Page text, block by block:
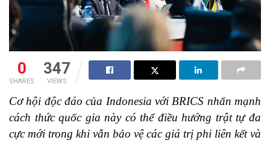
0
SHARES
347
VIEWS
Cơ hội độc đáo của Indonesia với BRICS nhấn mạnh
cách thức quốc gia này có thể điều hướng trật tự đa
cực mới trong khi vẫn bảo vệ các giá trị phi liên kết và